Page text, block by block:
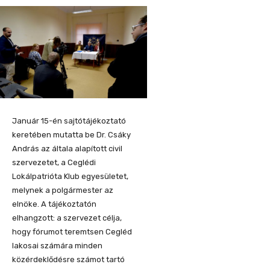
Január 15-én sajtótájékoztató
keretében mutatta be Dr. Csáky
András az általa alapított civil
szervezetet, a Ceglédi
Lokálpatrióta Klub egyesületet,
melynek a polgármester az
elnöke. A tájékoztatón
elhangzott: a szervezet célja,
hogy fórumot teremtsen Cegléd
lakosai számára minden
közérdeklődésre számot tartó